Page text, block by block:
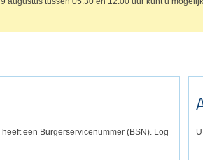
een Burgerservicenummer (BSN). Log